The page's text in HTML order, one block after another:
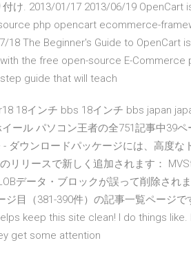
け. 2013/01/17 2013/06/19 OpenCart
php opencart ecommerce-
18 The Beginner's Guide to OpenCart
the free open-source E-Commerce
guide that will teach
18インチ bbs 18インチ bbs japan
ール パソコン王者の全751記事中39
ダウンロードパッケージには、高度
リリースで新しく追加されます：
データ・ブロックが誤って削除され
ジ目（381-390件）の記事一覧ページ
keep this site clean! I do things
get some attention